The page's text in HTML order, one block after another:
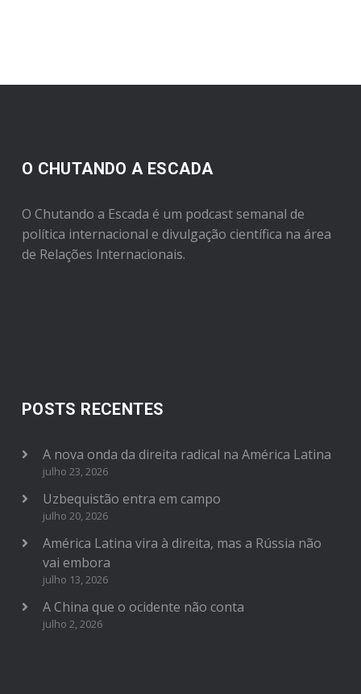
O CHUTANDO A ESCADA
O Chutando a Escada é um podcast semanal de
política internacional e divulgação científica na área
de Relações Internacionais.
POSTS RECENTES
A nova onda da direita radical na América Latina
julho 23, 2026
Uzbequistão entra em campo
julho 20, 2026
América Latina vira à direita, mas a Rússia não
vai embora
julho 13, 2026
A China que o ocidente não conta
julho 2, 2026